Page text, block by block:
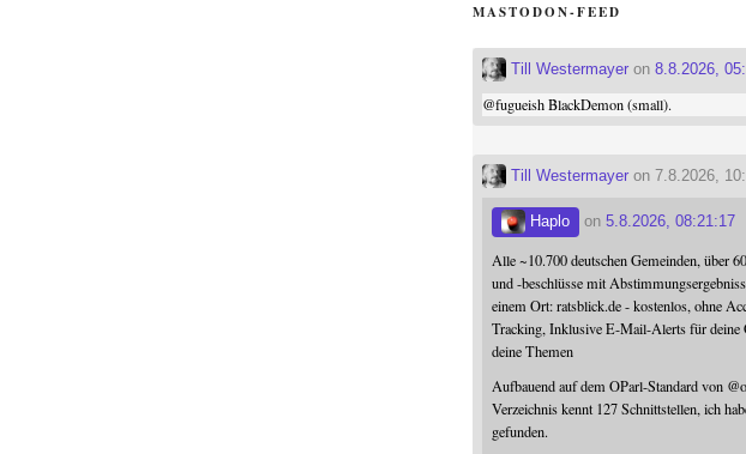
MASTODON-FEED
Till Westermayer on8.8.2026,
@fugueishBlackDemon (small).
Till Westermayer on 7.8.2026,
Haplo on5.8.2026, 08:21:17
Alle ~10.700 deutschen Gemeinden, über
und -beschlüsse mit
einem Ort: ratsblick.de - kostenlos, ohne
Tracking, Inklusive E-Mail-Alerts für deine
deine Themen
Aufbauend auf dem OParl-Standard von @
Verzeichnis kennt 127 Schnittstellen, ich
gefunden.